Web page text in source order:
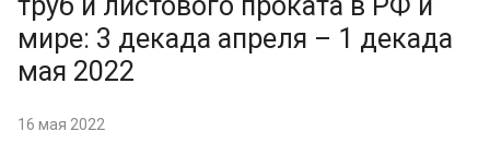
мире: 3 декада апреля – 1 декада
мая 2022
16 мая 2022